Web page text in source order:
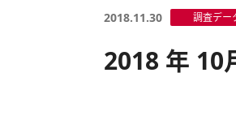
2018.11.30 調査デー
2018 年 10